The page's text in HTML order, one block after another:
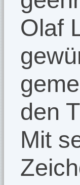
Olaf
den
Mit